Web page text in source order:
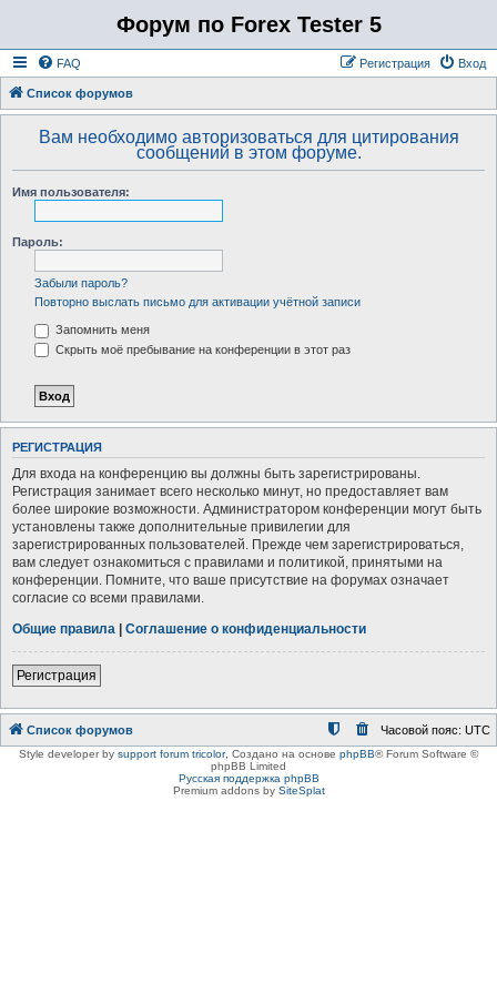
Форум по Forex Tester 5
FAQ Вход
Регистрация
Список форумов
Вам необходимо авторизоваться для цитирования
сообщений в этом форуме.
Имя пользователя:
Пароль:
Забыли пароль?
Повторно выслать письмо для активации учётной записи
Запомнить меня
Скрыть моё пребывание на конференции в этот раз
РЕГИСТРАЦИЯ
Для входа на конференцию вы должны быть зарегистрированы.
Регистрация занимает всего несколько минут, но предоставляет вам
более широкие возможности. Администратором конференции могут быть
установлены также дополнительные привилегии для
зарегистрированных пользователей. Прежде чем зарегистрироваться,
вам следует ознакомиться с правилами и политикой, принятыми на
конференции. Помните, что ваше присутствие на форумах означает
согласие со всеми правилами.
Общие правила | Соглашение о конфиденциальности
Регистрация
Список форумов Часовой пояс: UTC
Style developer by support forum tricolor, Создано на основе phpBB® Forum Software ©
phpBB Limited
Русская поддержка phpBB
Premium addons by SiteSplat